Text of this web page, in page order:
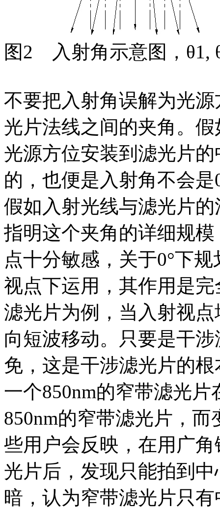
图2 入射角示意图，θ1,
不要把入射角误解为光
光片法线之间的夹角。
光源方位安装到滤光片
的，也便是入射角不会
假如入射光线与滤光片
指明这个夹角的详细规
点十分敏感，关于0°下
视点下运用，其作用是
滤光片为例，当入射视
向短波移动。只要是干
免，这是干涉滤光片的
一个850nm的窄带滤光
850nm的窄带滤光片，
些用户会反映，在用广
光片后，发现只能拍到
暗，认为窄带滤光片只